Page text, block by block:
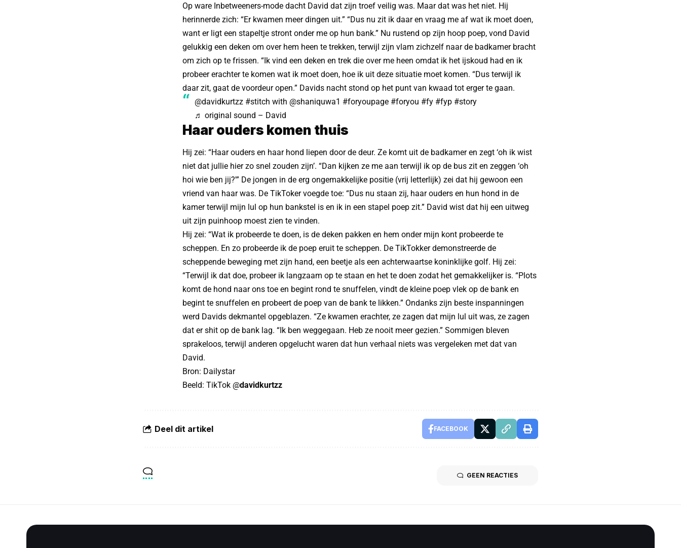
Op ware Inbetweeners-mode dacht David dat zijn troef veilig was. Maar dat was het niet. Hij
herinnerde zich: “Er kwamen meer dingen uit.” “Dus nu zit ik daar en vraag me af wat ik moet doen,
want er ligt een stapeltje stront onder me op hun bank.” Nu rustend op zijn hoop poep, vond David
gelukkig een deken om over hem heen te trekken, terwijl zijn vlam zichzelf naar de badkamer bracht
om zich op te frissen. “Ik vind een deken en trek die over me heen omdat ik het ijskoud had en ik
probeer erachter te komen wat ik moet doen, hoe ik uit deze situatie moet komen. “Dus terwijl ik
daar zit, gaat de voordeur open.” Davids nacht stond op het punt van kwaad tot erger te gaan.
@davidkurtzz #stitch with @shaniquwa1 #foryoupage #foryou #fy #fyp #story
♬ original sound – David
Haar ouders komen thuis
Hij zei: “Haar ouders en haar hond liepen door de deur. Ze komt uit de badkamer en zegt ‘oh ik wist
niet dat jullie hier zo snel zouden zijn’. “Dan kijken ze me aan terwijl ik op de bus zit en zeggen ‘oh
hoi wie ben jij?'” De jongen in de erg ongemakkelijke positie (vrij letterlijk) zei dat hij gewoon een
vriend van haar was. De TikToker voegde toe: “Dus nu staan ​​zij, haar ouders en hun hond in de
kamer terwijl mijn lul op hun bankstel is en ik in een stapel poep zit.” David wist dat hij een uitweg
uit zijn puinhoop moest zien te vinden.
Hij zei: “Wat ik probeerde te doen, is de deken pakken en hem onder mijn kont probeerde te
scheppen. En zo probeerde ik de poep eruit te scheppen. De TikTokker demonstreerde de
scheppende beweging met zijn hand, een beetje als een achterwaartse koninklijke golf. Hij zei:
“Terwijl ik dat doe, probeer ik langzaam op te staan ​​​​en het te doen zodat het gemakkelijker is. “Plots
komt de hond naar ons toe en begint rond te snuffelen, vindt de kleine poep vlek op de bank en
begint te snuffelen en probeert de poep van de bank te likken.” Ondanks zijn beste inspanningen
werd Davids dekmantel opgeblazen. “Ze kwamen erachter, ze zagen dat mijn lul uit was, ze zagen
dat er shit op de bank lag. “Ik ben weggegaan. Heb ze nooit meer gezien.” Sommigen bleven
sprakeloos, terwijl anderen opgelucht waren dat hun verhaal niets was vergeleken met dat van
David.
Bron: Dailystar
Beeld: TikTok @davidkurtzz
Deel dit artikel FACEBOOK
GEEN REACTIES